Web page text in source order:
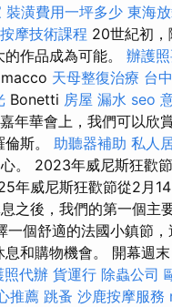
裝潢費用一坪多少 東海
摩技術課程 20世紀初，
作品成為可能。 辦護
天母整復治療 台
Bonetti 房屋 漏水 seo
年華會上，我們可以欣
斯。 助聽器補助 私人
。 2023年威尼斯狂歡
年威尼斯狂歡節從2月
之後，我們的第一個主
個舒適的法國小鎮節
和購物機會。 開幕週
照代辦 貨運行 除蟲公司
推薦 跳蚤 沙鹿按摩服務